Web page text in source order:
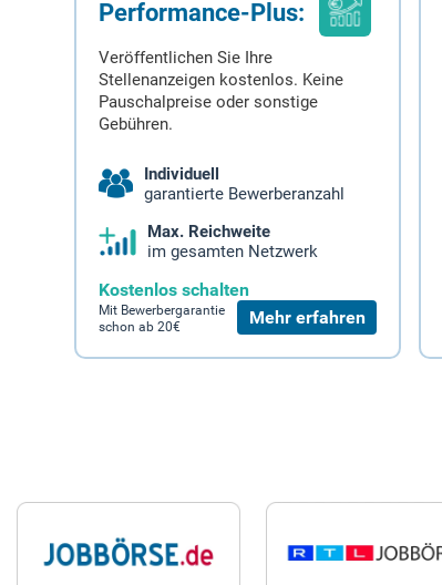
Performance-Plus:
Veröffentlichen Sie Ihre
Stellenanzeigen kostenlos. Keine
Pauschalpreise oder sonstige
Gebühren.
Individuell
garantierte Bewerberanzahl
Max. Reichweite
im gesamten Netzwerk
Kostenlos schalten
Mit Bewerbergarantie
schon ab 20€
Mehr erfahren